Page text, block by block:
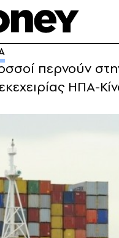
περνούν
ΗΠΑ-